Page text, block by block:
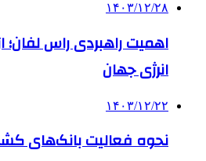
۱۴۰۳/۱۲/۲۸
اهمیت راهبردی راس لفان؛
انرژی جهان
۱۴۰۳/۱۲/۲۲
نحوه فعالیت بانک‌های